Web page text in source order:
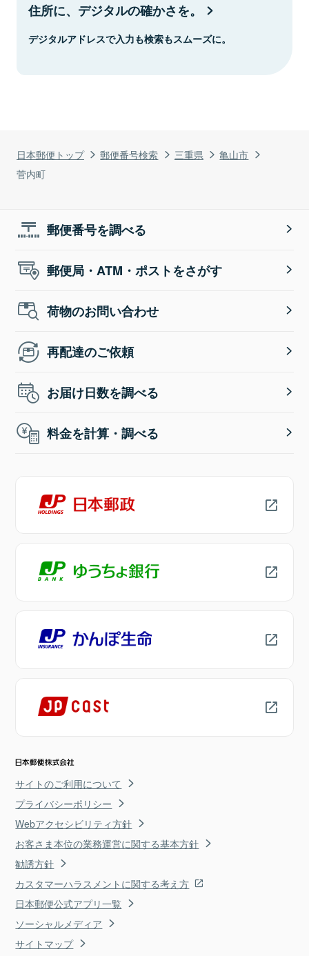
日本郵便トップ 郵便番号検索 三重県
亀山市
菅内町
住所に、デジタルの確かさを。
デジタルアドレスで入力も検索もスムーズに。
郵便番号を調べる
郵便局・ATM・ポストをさがす
荷物のお問い合わせ
再配達のご依頼
お届け日数を調べる
料金を計算・調べる
サイトのご利用について
プライバシーポリシー
Webアクセシビリティ方針
お客さま本位の業務運営に関する基本方針
勧誘方針
カスタマーハラスメントに関する考え方
日本郵便公式アプリ一覧
ソーシャルメディア
サイトマップ